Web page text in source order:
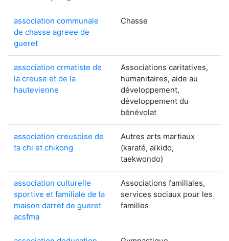
association communale
de chasse agreee de
gueret
Chasse
association crmatiste de
la creuse et de la
hautevienne
Associations caritatives,
humanitaires, aide au
développement,
développement du
bénévolat
association creusoise de
ta chi et chikong
Autres arts martiaux
(karaté, aïkido,
taekwondo)
association culturelle
sportive et familiale de la
maison darret de gueret
acsfma
Associations familiales,
services sociaux pour les
familles